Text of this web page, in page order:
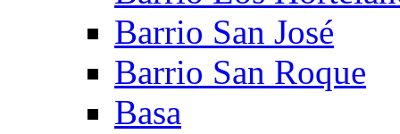
Barrio San José
Barrio San Roque
Basa